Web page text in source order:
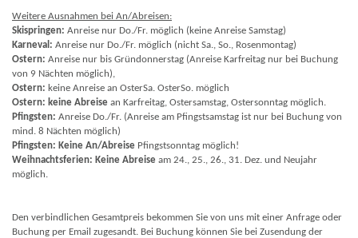
Weitere Ausnahmen bei An/Abreisen:
Skispringen: Anreise nur Do./Fr. möglich (keine Anreise Samstag)
Karneval: Anreise nur Do./Fr. möglich (nicht Sa., So., Rosenmontag)
Ostern: Anreise nur bis Gründonnerstag (Anreise Karfreitag nur bei Buchung
von 9 Nächten möglich),
Ostern: keine Anreise an OsterSa. OsterSo. möglich
Ostern: keine Abreise an Karfreitag, Ostersamstag, Ostersonntag möglich.
Pfingsten: Anreise Do./Fr. (Anreise am Pfingstsamstag ist nur bei Buchung von
mind. 8 Nächten möglich)
Pfingsten: Keine An/Abreise Pfingstsonntag möglich!
Weihnachtsferien: Keine Abreise am 24., 25., 26., 31. Dez. und Neujahr
möglich.
Den verbindlichen Gesamtpreis bekommen Sie von uns mit einer Anfrage oder
Buchung per Email zugesandt. Bei Buchung können Sie bei Zusendung der